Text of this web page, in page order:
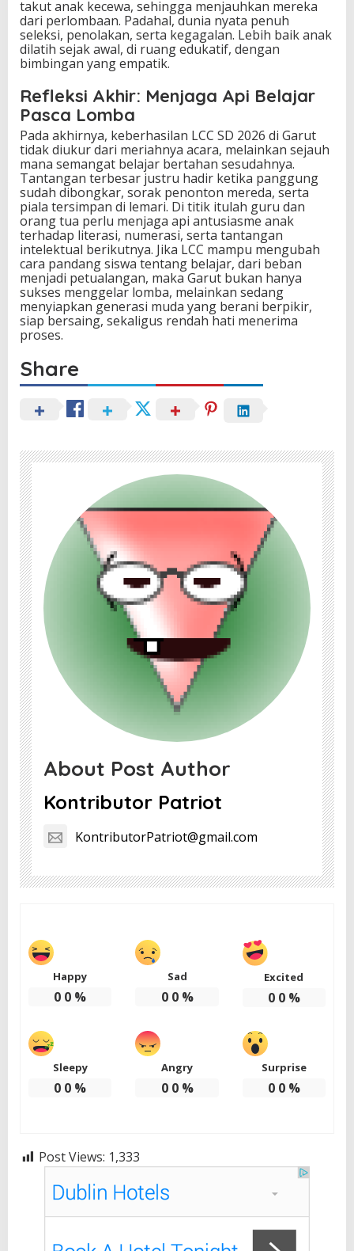
takut anak kecewa, sehingga menjauhkan mereka
dari perlombaan. Padahal, dunia nyata penuh
seleksi, penolakan, serta kegagalan. Lebih baik anak
dilatih sejak awal, di ruang edukatif, dengan
bimbingan yang empatik.
Refleksi Akhir: Menjaga Api Belajar
Pasca Lomba
Pada akhirnya, keberhasilan LCC SD 2026 di Garut
tidak diukur dari meriahnya acara, melainkan sejauh
mana semangat belajar bertahan sesudahnya.
Tantangan terbesar justru hadir ketika panggung
sudah dibongkar, sorak penonton mereda, serta
piala tersimpan di lemari. Di titik itulah guru dan
orang tua perlu menjaga api antusiasme anak
terhadap literasi, numerasi, serta tantangan
intelektual berikutnya. Jika LCC mampu mengubah
cara pandang siswa tentang belajar, dari beban
menjadi petualangan, maka Garut bukan hanya
sukses menggelar lomba, melainkan sedang
menyiapkan generasi muda yang berani berpikir,
siap bersaing, sekaligus rendah hati menerima
proses.
Share
About Post Author
Kontributor Patriot
KontributorPatriot@gmail.com
Happy
0 0 %
Sad
0 0%
Excited
0 0%
Sleepy
0 0 %
Angry
0 0%
Surprise
0 0%
Post Views: 1,333